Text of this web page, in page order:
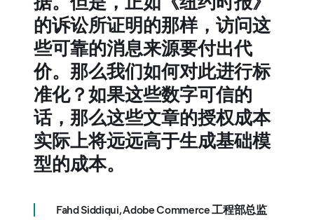
的诉讼所证明的那样，访问这
些可靠的消息来源要付出代
价。那么我们如何对此进行标
准化？如果这些数字可信的
话，那么这些文章的授权成本
实际上将远远高于生成基础模
型的成本。
Fahd Siddiqui,Adobe Commerce 工程部总监